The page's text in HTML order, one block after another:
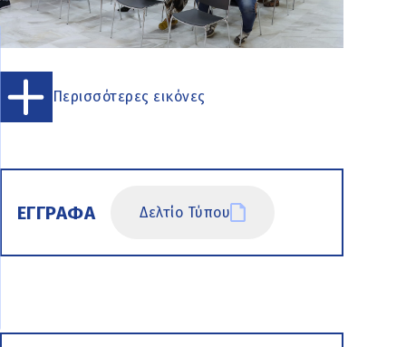
Περισσότερες εικόνες
ΕΓΓΡΑΦΑ Δελτίο Τύπου